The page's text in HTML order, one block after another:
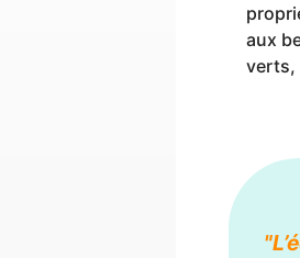
aux
verts,